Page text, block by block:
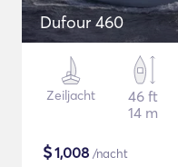
Dufour 460
Zeiljacht
46 ft
14 m
$1,008 /nacht